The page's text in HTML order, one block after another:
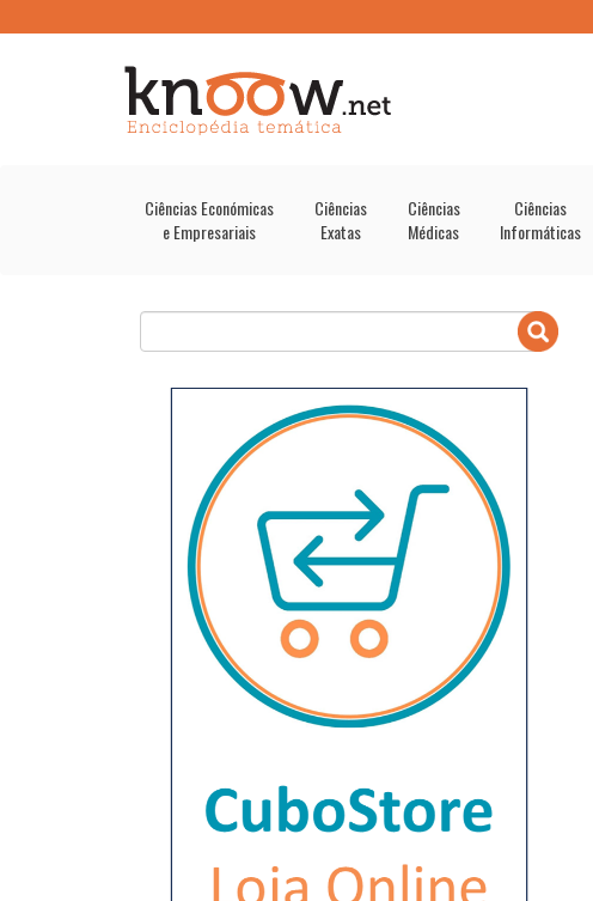
Ciências Económicas
e Empresariais
Ciências
Exatas
Ciências
Médicas
Ciências
Informáticas